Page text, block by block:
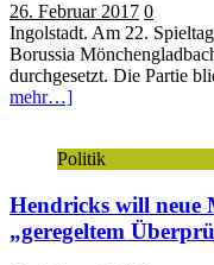
26. Februar 2017 0
Ingolstadt. Am 22.
Borussia
durchgesetzt. Die Partie
mehr…]
Politik
Hendricks will neue
„geregeltem